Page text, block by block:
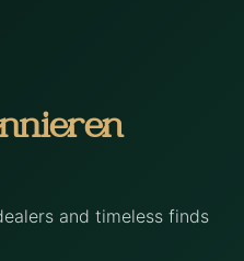
and timeless finds